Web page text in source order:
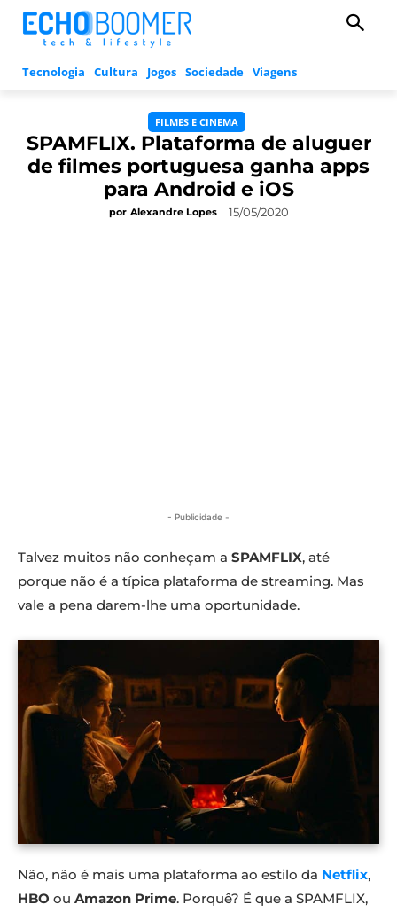
Tecnologia Cultura Jogos Sociedade Viagens
FILMES E CINEMA
SPAMFLIX. Plataforma de aluguer
de filmes portuguesa ganha apps
para Android e iOS
por Alexandre Lopes 15/05/2020
- Publicidade -
Talvez muitos não conheçam a SPAMFLIX, até
porque não é a típica plataforma de streaming. Mas
vale a pena darem-lhe uma oportunidade.
Não, não é mais uma plataforma ao estilo da Netflix,
HBO ou Amazon Prime. Porquê? É que a SPAMFLIX,